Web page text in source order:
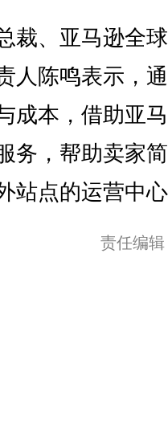
、亚马逊全
人陈鸣表示，
成本，借助亚
务，帮助卖家
站点的运营中
责任编